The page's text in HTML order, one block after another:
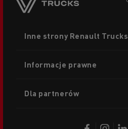
menu
Inne strony Renault Trucks
Informacje prawne
Dla partnerów